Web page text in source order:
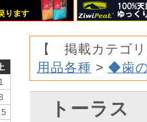
1
【 掲載カテゴ
用品各種 > ◆歯
トーラ